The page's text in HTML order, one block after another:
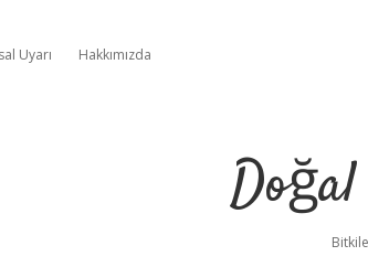
Uyarı Hakkımızda